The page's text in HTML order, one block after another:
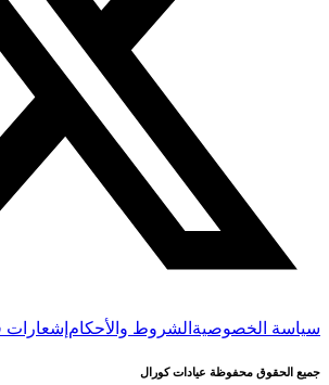
سياسة الخصوصية الشروط والأحكام إشعارات
جميع الحقوق محفوظة عيادات كورال